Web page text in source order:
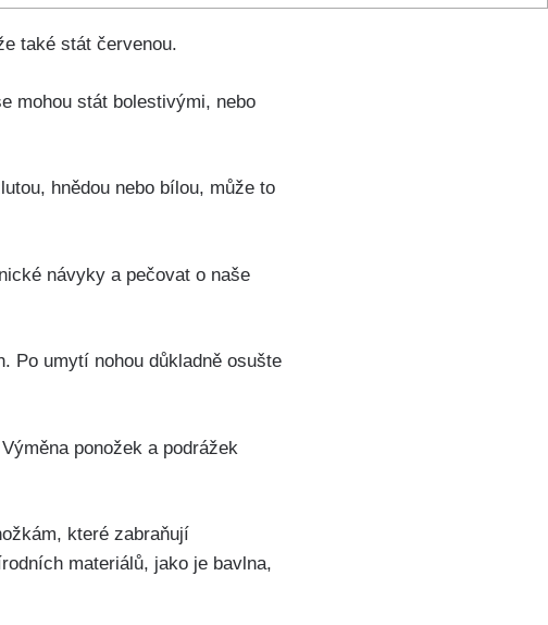
také stát ‍červenou.
mohou stát bolestivými, nebo
hnědou nebo bílou, může to
návyky ⁣a pečovat o naše
Po umytí nohou důkladně osušte⁢
ponožek a podrážek
které‌ zabraňují
materiálů, jako⁣ je bavlna,